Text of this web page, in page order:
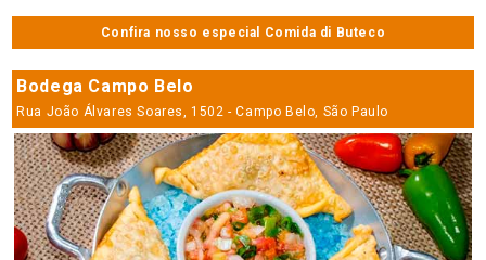
Confira nosso especial Comida di Buteco
Bodega Campo Belo
Rua João Álvares Soares, 1502 - Campo Belo, São Paulo